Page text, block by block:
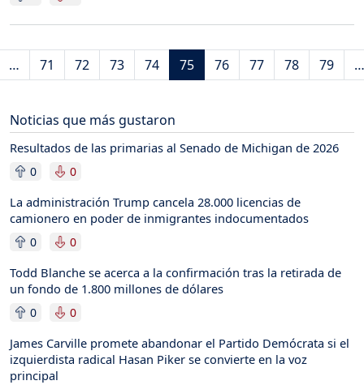
Paginación
página
anterior
… 71 72 73 74 75 76 77 78 79 …
Noticias que más gustaron
Resultados de las primarias al Senado de Michigan de 2026
0 0
La administración Trump cancela 28.000 licencias de
camionero en poder de inmigrantes indocumentados
0 0
Todd Blanche se acerca a la confirmación tras la retirada de
un fondo de 1.800 millones de dólares
0 0
James Carville promete abandonar el Partido Demócrata si el
izquierdista radical Hasan Piker se convierte en la voz
principal